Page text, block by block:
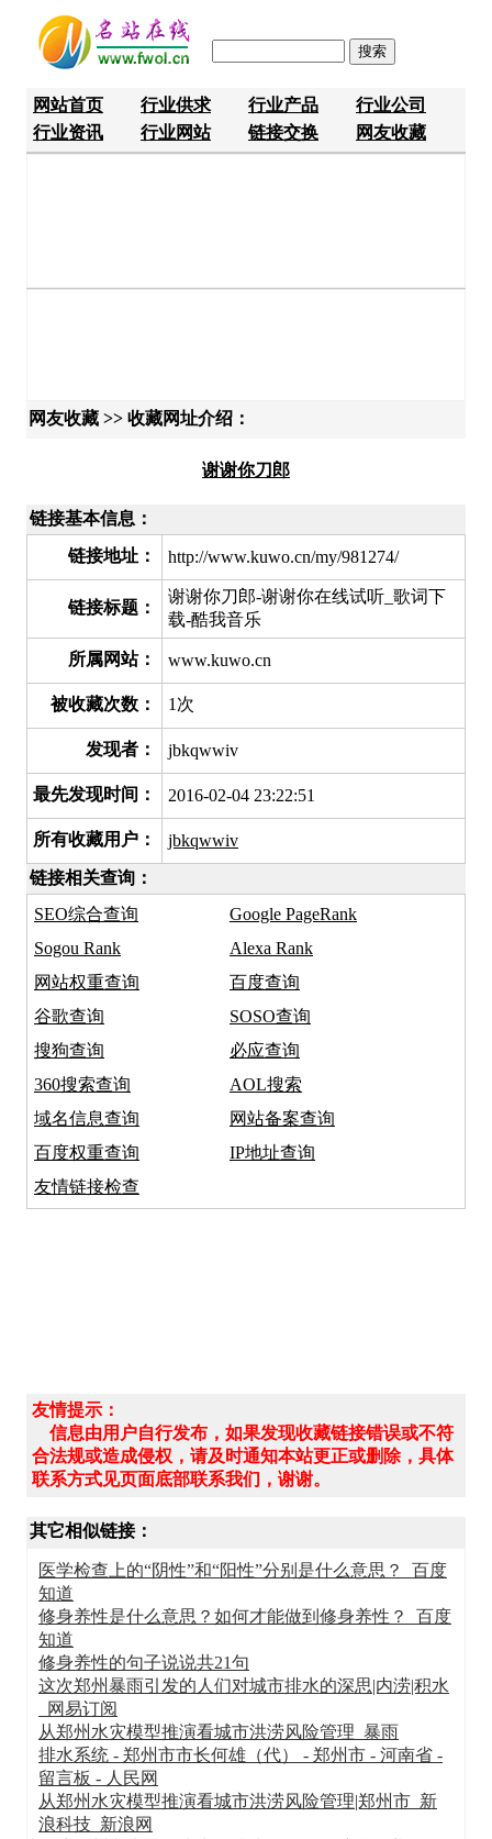
网站首页 行业供求 行业产品
行业公司
行业资讯
行业网站 链接交换 网友收藏
网友收藏 >> 收藏网址介绍：
谢谢你刀郎
链接基本信息：
链接地址：
http://www.kuwo.cn/my/981274/
链接标题：
谢谢你刀郎-谢谢你在线试听_歌词下
载-酷我音乐
所属网站： www.kuwo.cn
被收藏次数： 1次
发现者： jbkqwwiv
最先发现时间： 2016-02-04 23:22:51
所有收藏用户：
jbkqwwiv
链接相关查询：
SEO综合查询
Google PageRank
Sogou Rank
Alexa Rank
网站权重查询
百度查询
谷歌查询
SOSO查询
搜狗查询
必应查询
360搜索查询
AOL搜索
域名信息查询
网站备案查询
百度权重查询
IP地址查询
友情链接检查
友情提示：
信息由用户自行发布，如果发现收藏链接错误或不符
合法规或造成侵权，请及时通知本站更正或删除，具体
联系方式见页面底部联系我们，谢谢。
其它相似链接：
医学检查上的“阴性”和“阳性”分别是什么意思？_百度
知道
修身养性是什么意思？如何才能做到修身养性？_百度
知道
修身养性的句子说说共21句
这次郑州暴雨引发的人们对城市排水的深思|内涝|积水
_网易订阅
从郑州水灾模型推演看城市洪涝风险管理_暴雨
排水系统 - 郑州市市长何雄（代） - 郑州市 - 河南省 -
留言板 - 人民网
从郑州水灾模型推演看城市洪涝风险管理|郑州市_新
浪科技_新浪网